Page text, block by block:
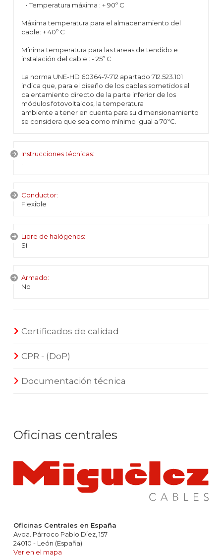
• Temperatura máxima : + 90º C
Máxima temperatura para el almacenamiento del
cable: + 40º C
Mínima temperatura para las tareas de tendido e
instalación del cable : - 25º C
La norma UNE-HD 60364-7-712 apartado 712.523.101
indica que, para el diseño de los cables sometidos al
calentamiento directo de la parte inferior de los
módulos fotovoltaicos, la temperatura
ambiente a tener en cuenta para su dimensionamiento
se considera que sea como mínimo igual a 70ºC.
Instrucciones técnicas:
Conductor:
Flexible
Libre de halógenos:
Sí
Armado:
No
Certificados de calidad
CPR - (DoP)
Documentación técnica
Oficinas centrales
Oficinas Centrales en España
Avda. Párroco Pablo Díez, 157
24010 - León (España)
Ver en el mapa